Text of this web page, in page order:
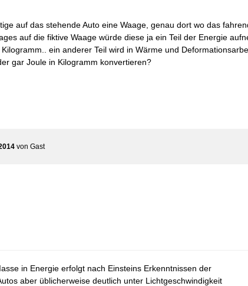
auf das stehende Auto eine Waage, genau dort wo das
auf die fiktive Waage würde diese ja ein Teil der Energie
ein anderer Teil wird in Wärme und
gar Joule in Kilogramm konvertieren?
von Gast
in Energie erfolgt nach Einsteins Erkenntnissen der
aber üblicherweise deutlich unter Lichtgeschwindigkeit